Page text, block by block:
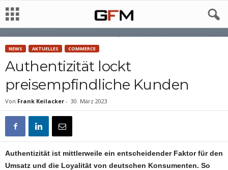
NEWS AKTUELLES COMMERCE
Authentizität lockt
preisempfindliche Kunden
Von Frank Keilacker - 30. März 2023
Authentizität ist mittlerweile ein entscheidender Faktor für den
Umsatz und die Loyalität von deutschen Konsumenten. So